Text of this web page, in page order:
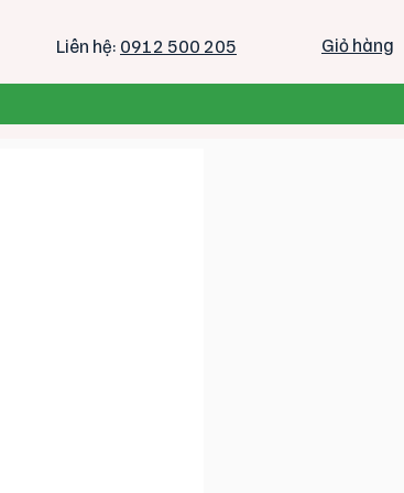
Liên hệ: 0912 500 205 Giỏ hàng